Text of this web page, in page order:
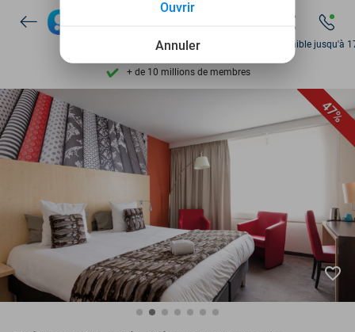
Disponible 7 jours par semaine
+ de 10 millions de membres
9,4 basé sur206 160 avis
Disponible 7 jours par semaine
+ de 10 millions de membres
Disponible jusqu'à
47%
favorite_border
Annuler
Ouvrir